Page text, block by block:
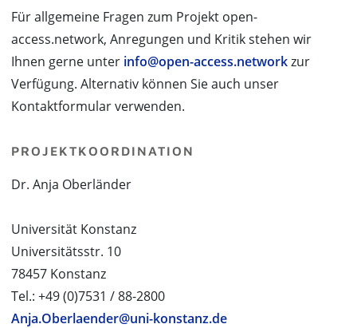
Für allgemeine Fragen zum Projekt open-
access.network, Anregungen und Kritik stehen wir
Ihnen gerne unter info@open-access.networkzur
Verfügung. Alternativ können Sie auch unser
Kontaktformular verwenden.
PROJEKTKOORDINATION
Dr. Anja Oberländer
Universität Konstanz
Universitätsstr. 10
78457 Konstanz
Tel.: +49 (0)7531 / 88-2800
Anja.Oberlaender@uni-konstanz.de